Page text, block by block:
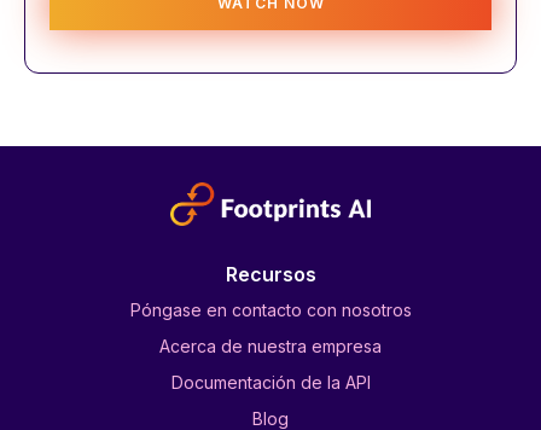
Recursos
Póngase en contacto con nosotros
Acerca de nuestra empresa
Documentación de la API
Blog